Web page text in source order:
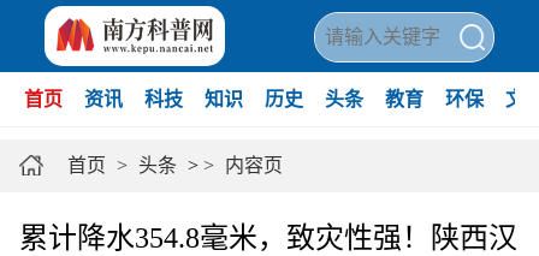
首页 资讯 科技 知识 历史 头条 教育 环保 文
首页 > 头条 > > 内容页
累计降水354.8毫米，致灾性强！陕西汉